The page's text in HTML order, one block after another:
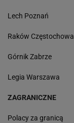
Lech Poznań
Raków Częstochowa
Górnik Zabrze
Legia Warszawa
ZAGRANICZNE
Polacy za granicą